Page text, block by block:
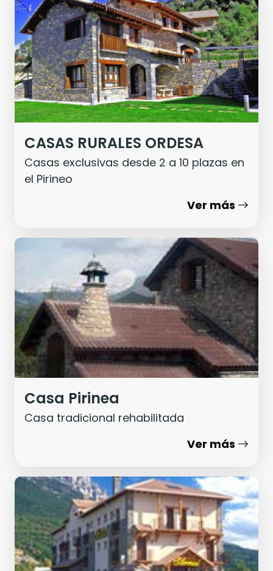
CASAS RURALES ORDESA
Casas exclusivas desde 2 a 10 plazas en
el Pirineo
Ver más
Casa Pirinea
Casa tradicional rehabilitada
Ver más